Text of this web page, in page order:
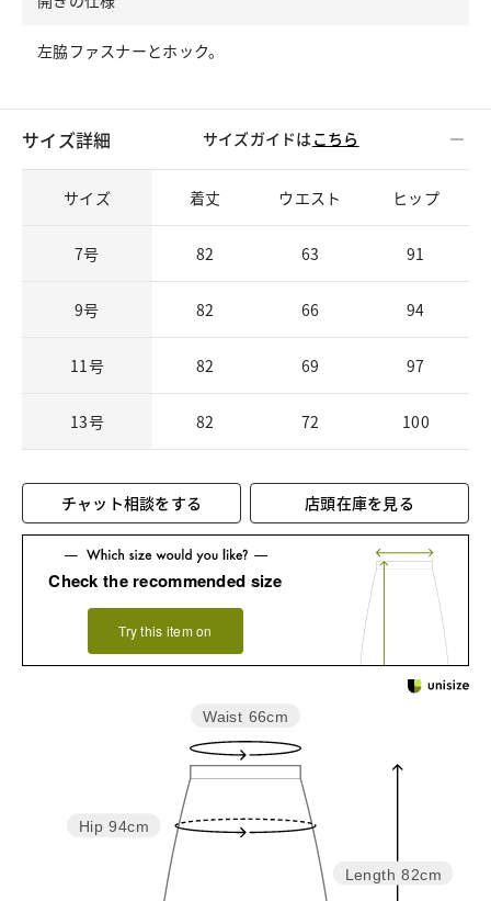
左脇ファスナーとホック。
サイズ詳細 サイズガイドはこちら
サイズ 着丈 ウエスト ヒップ
7号 82 63 91
9号 82 66 94
11号 82 69 97
13号 82 72 100
チャット相談をする 店頭在庫を見る
Check the recommended size
Try this item on
Length 82cm
Hip 94cm
Waist 66cm